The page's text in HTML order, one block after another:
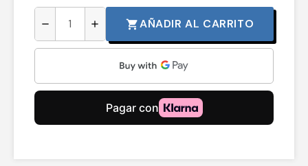
remove add shopping_cartAÑADIR AL CARRITO